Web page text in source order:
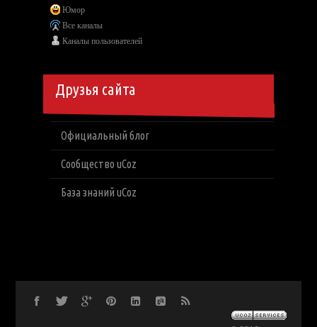
Юмор
Все каналы
Каналы пользователей
Друзья сайта
Официальный блог
Сообщество uCoz
База знаний uCoz